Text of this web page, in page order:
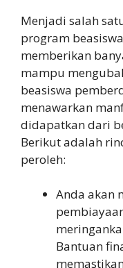
Menjadi salah
program
memberikan
mampu
beasiswa
menawarkan
didapatkan dari
Berikut adalah
peroleh:
Anda akan
Bantuan